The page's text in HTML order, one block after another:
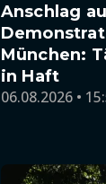
Anschlag
München:
in Haft
06.08.2026 •